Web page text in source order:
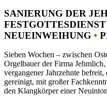
SANIERUNG DER
NEUEINWEIHUNG •
Sieben Wochen – zwischen
Orgelbauer der Firma
vergangener Jahrzehnte
gereinigt, mit großer
den Klangkörper einer